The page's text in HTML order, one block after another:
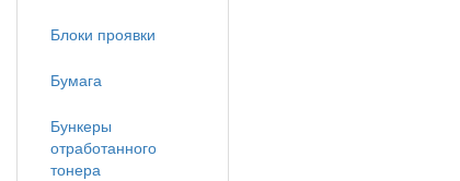
Блоки проявки
Бумага
Бункеры
отработанного
тонера